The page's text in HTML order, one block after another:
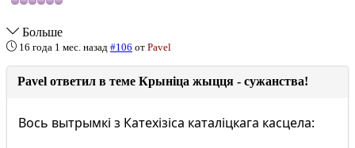
Больше
16 года 1 мес. назад #106 от Pavel
Pavel ответил в теме Крыніца жыцця - сужанства!
Вось вытрымкі з Катехізіса каталіцкага касцела: